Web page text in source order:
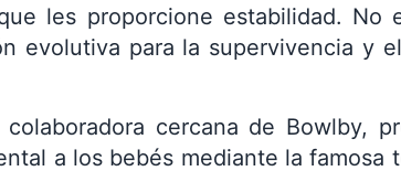
les proporcione estabilidad. No
evolutiva para la supervivencia y
cercana de Bowlby,
a los bebés mediante la famosa